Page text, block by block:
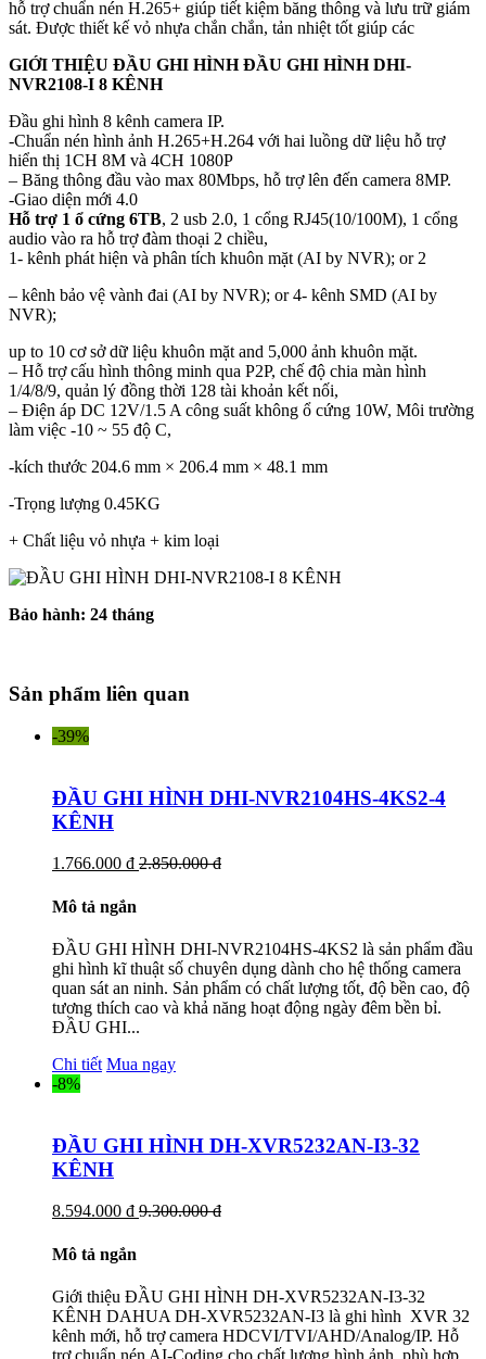
hỗ trợ chuẩn nén H.265+ giúp tiết kiệm băng thông và lưu trữ giám
sát. Được thiết kế vỏ nhựa chắn chắn, tản nhiệt tốt giúp các
GIỚI THIỆU ĐẦU GHI HÌNH ĐẦU GHI HÌNH DHI-
NVR2108-I 8 KÊNH
Đầu ghi hình 8 kênh camera IP.
-Chuẩn nén hình ảnh H.265+H.264 với hai luồng dữ liệu hỗ trợ
hiển thị 1CH 8M và 4CH 1080P
– Băng thông đầu vào max 80Mbps, hỗ trợ lên đến camera 8MP.
-Giao diện mới 4.0
Hỗ trợ 1 ổ cứng 6TB, 2 usb 2.0, 1 cổng RJ45(10/100M), 1 cổng
audio vào ra hỗ trợ đàm thoại 2 chiều,
1- kênh phát hiện và phân tích khuôn mặt (AI by NVR); or 2
– kênh bảo vệ vành đai (AI by NVR); or 4- kênh SMD (AI by
NVR);
up to 10 cơ sở dữ liệu khuôn mặt and 5,000 ảnh khuôn mặt.
– Hỗ trợ cấu hình thông minh qua P2P, chế độ chia màn hình
1/4/8/9, quản lý đồng thời 128 tài khoản kết nối,
– Điện áp DC 12V/1.5 A công suất không ổ cứng 10W, Môi trường
làm việc -10 ~ 55 độ C,
-kích thước 204.6 mm × 206.4 mm × 48.1 mm
-Trọng lượng 0.45KG
+ Chất liệu vỏ nhựa + kim loại
Bảo hành: 24 tháng
Sản phẩm liên quan
-39%
ĐẦU GHI HÌNH DHI-NVR2104HS-4KS2-4
KÊNH
1.766.000 đ 2.850.000 đ
Mô tả ngắn
ĐẦU GHI HÌNH DHI-NVR2104HS-4KS2 là sản phẩm đầu
ghi hình kĩ thuật số chuyên dụng dành cho hệ thống camera
quan sát an ninh. Sản phẩm có chất lượng tốt, độ bền cao, độ
tương thích cao và khả năng hoạt động ngày đêm bền bỉ.
ĐẦU GHI...
Chi tiết Mua ngay
-8%
ĐẦU GHI HÌNH DH-XVR5232AN-I3-32
KÊNH
8.594.000 đ 9.300.000 đ
Mô tả ngắn
Giới thiệu ĐẦU GHI HÌNH DH-XVR5232AN-I3-32
KÊNH DAHUA DH-XVR5232AN-I3 là ghi hình XVR 32
kênh mới, hỗ trợ camera HDCVI/TVI/AHD/Analog/IP. Hỗ
trợ chuẩn nén AI-Coding cho chất lượng hình ảnh, phù hợp